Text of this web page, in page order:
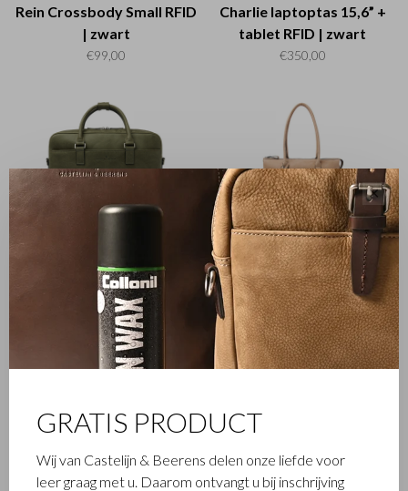
Rein Crossbody Small RFID
| zwart
€99,00
Charlie laptoptas 15,6” +
tablet RFID | zwart
€350,00
Laptoptas 15,6" RFID |
groen
€299,00
Carisma
Laptoptas 15,6" + tablet
RFID | beige
€299,00
✕
GRATIS PRODUCT
Wij van Castelijn & Beerens delen onze liefde voor
leer graag met u. Daarom ontvangt u bij inschrijving